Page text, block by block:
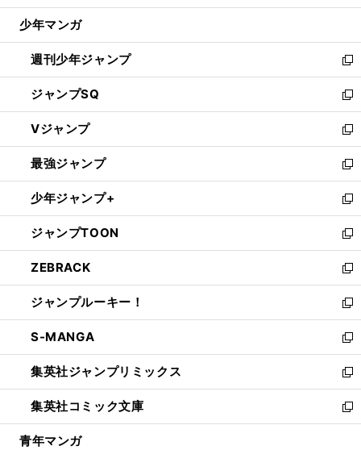
ウ
開
く
少年マンガ
週刊少年ジャンプ
新
し
い
ウ
ィ
ン
ド
ウ
で
開
く
ジャンプSQ
新
し
い
ウ
ィ
ン
ド
ウ
で
開
く
Vジャンプ
新
し
い
ウ
ィ
ン
ド
ウ
で
開
く
最強ジャンプ
新
し
い
ウ
ィ
ン
ド
ウ
で
開
く
少年ジャンプ+
新
し
い
ウ
ィ
ン
ド
ウ
で
開
く
ジャンプTOON
新
し
い
ウ
ィ
ン
ド
ウ
で
開
く
ZEBRACK
新
し
い
ウ
ィ
ン
ド
ウ
で
開
ジャンプルーキー！
新
し
い
ウ
ィ
ン
ド
ウ
S-MANGA
新
し
い
ウ
ィ
ン
集英社ジャンプリミックス
新
し
い
ウ
集英社コミック文庫
新
し
青年マンガ